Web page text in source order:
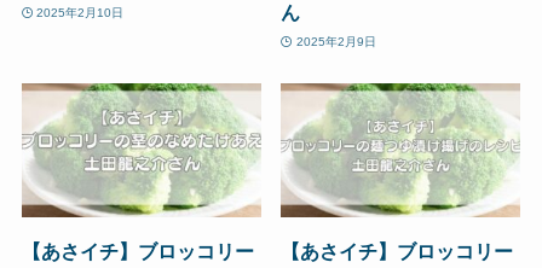
2025年2月10日
ん
2025年2月9日
【あさイチ】ブロッコリー
【あさイチ】ブロッコリー